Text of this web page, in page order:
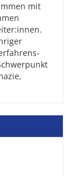
mit